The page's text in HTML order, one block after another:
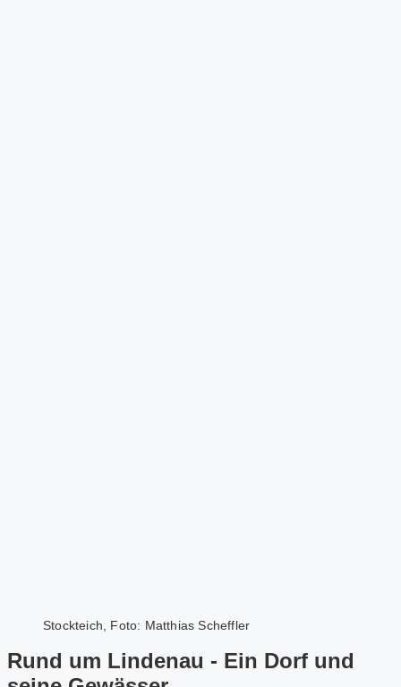
Stockteich, Foto: Matthias Scheffler
Rund um Lindenau - Ein Dorf und